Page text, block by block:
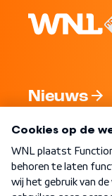
Nieuws
Word Lid